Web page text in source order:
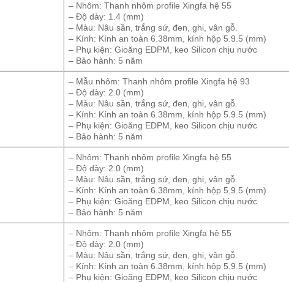
– Nhôm: Thanh nhôm profile Xingfa hệ 55
– Độ dày: 1.4 (mm)
– Màu: Nâu sần, trắng sứ, đen, ghi, vân gỗ.
– Kính: Kính an toàn 6.38mm, kính hộp 5.9.5 (mm)
– Phụ kiện: Gioăng EDPM, keo Silicon chịu nước
– Bảo hành: 5 năm
– Mẫu nhôm: Thanh nhôm profile Xingfa hệ 93
– Độ dày: 2.0 (mm)
– Màu: Nâu sần, trắng sứ, đen, ghi, vân gỗ.
– Kính: Kính an toàn 6.38mm, kính hộp 5.9.5 (mm)
– Phụ kiện: Gioăng EDPM, keo Silicon chịu nước
– Bảo hành: 5 năm
– Nhôm: Thanh nhôm profile Xingfa hệ 55
– Độ dày: 2.0 (mm)
– Màu: Nâu sần, trắng sứ, đen, ghi, vân gỗ.
– Kính: Kính an toàn 6.38mm, kính hộp 5.9.5 (mm)
– Phụ kiện: Gioăng EDPM, keo Silicon chịu nước
– Bảo hành: 5 năm
– Nhôm: Thanh nhôm profile Xingfa hệ 55
– Độ dày: 2.0 (mm)
– Màu: Nâu sần, trắng sứ, đen, ghi, vân gỗ.
– Kính: Kính an toàn 6.38mm, kính hộp 5.9.5 (mm)
– Phụ kiện: Gioăng EDPM, keo Silicon chịu nước